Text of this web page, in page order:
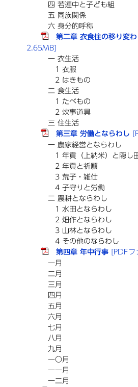
四 若連中と子ども組
五 同族関係
六 身分的呼称
第二章 衣食住の移り変わ
2.65MB]
一 衣生活
1 衣服
2 はきもの
二 食生活
1 たべもの
2 炊事道具
三 住生活
第三章 労働とならわし
一 農家経営とならわし
1 年貢（上納米）と隠し
2 年貢と祈願
3 荒子・雑仕
4 子守りと労働
二 農耕とならわし
1 水田とならわし
2 畑作とならわし
3 山林とならわし
4 その他のならわし
第四章 年中行事 [PDFフ
一月
二月
三月
四月
五月
六月
七月
八月
九月
一〇月
一一月
一二月